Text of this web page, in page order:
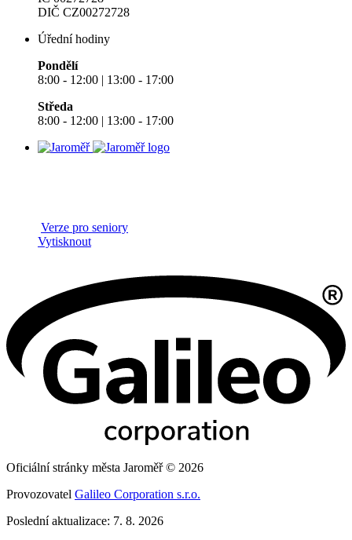
DIČ CZ00272728
Úřední hodiny
Pondělí
8:00 - 12:00 | 13:00 - 17:00
Středa
8:00 - 12:00 | 13:00 - 17:00
Verze pro seniory
Vytisknout
Oficiální stránky města Jaroměř © 2026
Provozovatel Galileo Corporation s.r.o.
Poslední aktualizace: 7. 8. 2026